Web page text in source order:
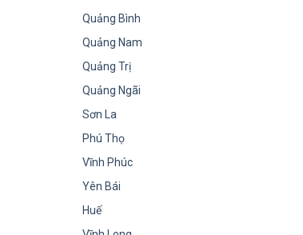
Quảng Bình
Quảng Nam
Quảng Trị
Quảng Ngãi
Sơn La
Phú Thọ
Vĩnh Phúc
Yên Bái
Huế